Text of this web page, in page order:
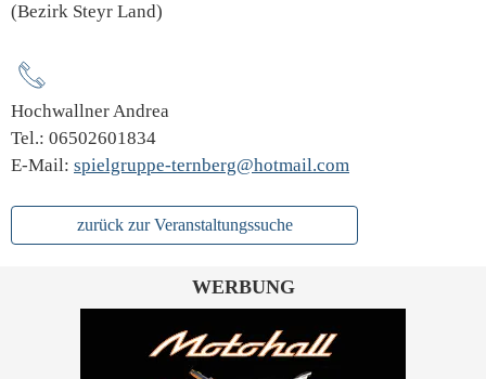
(Bezirk Steyr Land)
Hochwallner Andrea
Tel.: 06502601834
E-Mail: spielgruppe-ternberg@hotmail.com
zurück zur Veranstaltungssuche
WERBUNG